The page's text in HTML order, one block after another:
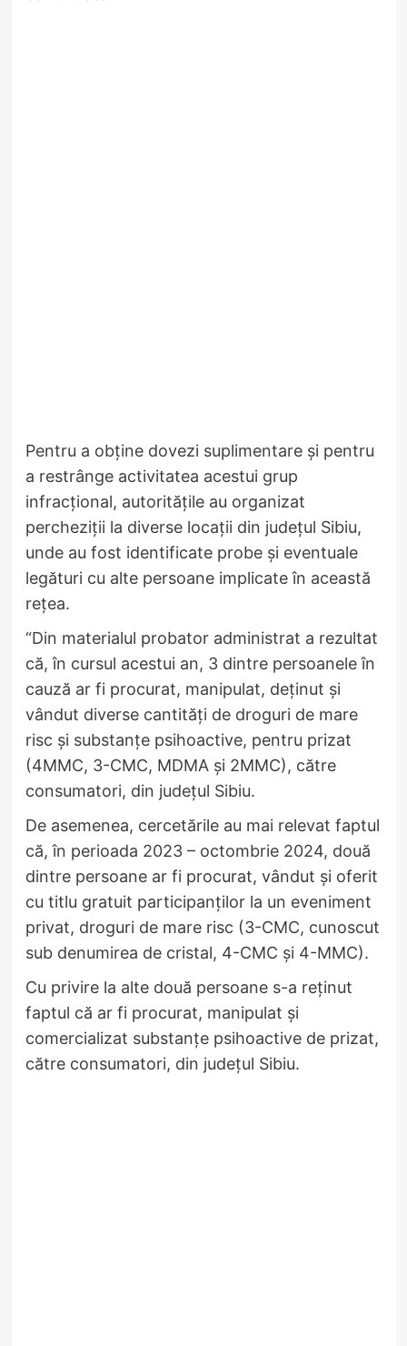
Pentru a obține dovezi suplimentare și pentru
a restrânge activitatea acestui grup
infracțional, autoritățile au organizat
percheziții la diverse locații din județul Sibiu,
unde au fost identificate probe și eventuale
legături cu alte persoane implicate în această
rețea.
“Din materialul probator administrat a rezultat
că, în cursul acestui an, 3 dintre persoanele în
cauză ar fi procurat, manipulat, deținut și
vândut diverse cantități de droguri de mare
risc și substanțe psihoactive, pentru prizat
(4MMC, 3-CMC, MDMA și 2MMC), către
consumatori, din județul Sibiu.
De asemenea, cercetările au mai relevat faptul
că, în perioada 2023 – octombrie 2024, două
dintre persoane ar fi procurat, vândut și oferit
cu titlu gratuit participanților la un eveniment
privat, droguri de mare risc (3-CMC, cunoscut
sub denumirea de cristal, 4-CMC și 4-MMC).
Cu privire la alte două persoane s-a reținut
faptul că ar fi procurat, manipulat și
comercializat substanțe psihoactive de prizat,
către consumatori, din județul Sibiu.